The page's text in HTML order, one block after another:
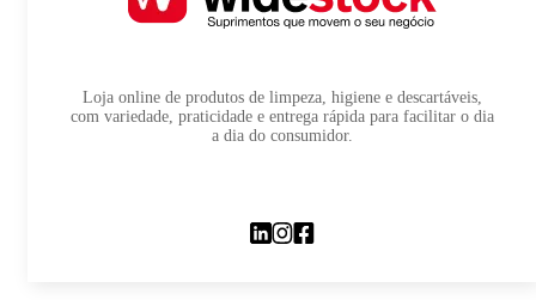
Loja online de produtos de limpeza, higiene e descartáveis,
com variedade, praticidade e entrega rápida para facilitar o dia
a dia do consumidor.